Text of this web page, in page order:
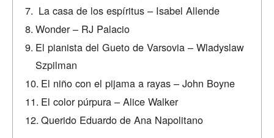
La casa de los espíritus – Isabel Allende
Wonder – RJ Palacio
El pianista del Gueto de Varsovia – Wladyslaw
Szpilman
El niño con el pijama a rayas – John Boyne
El color púrpura – Alice Walker
Querido Eduardo de Ana Napolitano